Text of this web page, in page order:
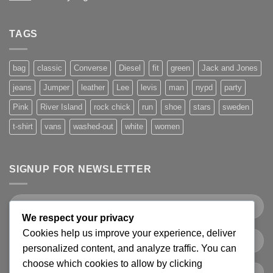
TAGS
bag classic Converse Diesel fit green Jack and Jones
jeans Jumper leather Lee levis man nypd party
Pink River Island rock chick run shoe stars sweden
t-shirt vans washed-out white women
SIGNUP FOR NEWSLETTER
We respect your privacy
Cookies help us improve your experience, deliver
personalized content, and analyze traffic. You can
choose which cookies to allow by clicking